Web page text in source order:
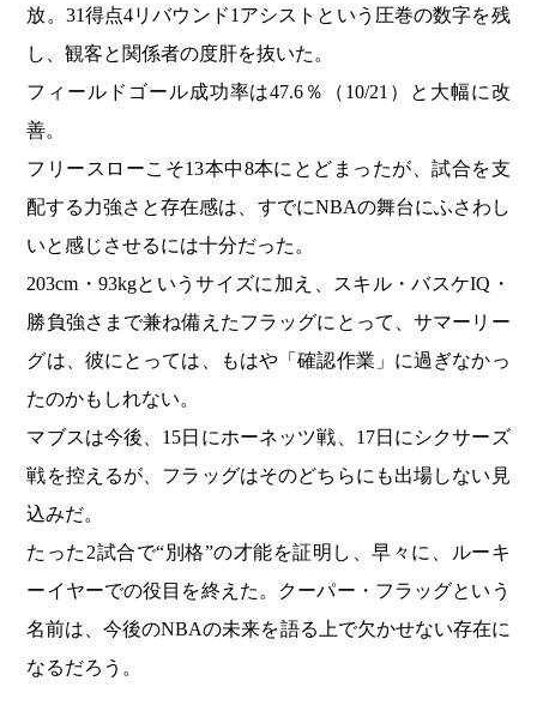
放。31得点4リバウンド1アシストという圧巻の数字を残
し、観客と関係者の度肝を抜いた。
フィールドゴール成功率は47.6％（10/21）と大幅に改
善。
フリースローこそ13本中8本にとどまったが、試合を支
配する力強さと存在感は、すでにNBAの舞台にふさわし
いと感じさせるには十分だった。
203cm・93kgというサイズに加え、スキル・バスケIQ・
勝負強さまで兼ね備えたフラッグにとって、サマーリー
グは、彼にとっては、もはや「確認作業」に過ぎなかっ
たのかもしれない。
マブスは今後、15日にホーネッツ戦、17日にシクサーズ
戦を控えるが、フラッグはそのどちらにも出場しない見
込みだ。
たった2試合で“別格”の才能を証明し、早々に、ルーキ
ーイヤーでの役目を終えた。クーパー・フラッグという
名前は、今後のNBAの未来を語る上で欠かせない存在に
なるだろう。